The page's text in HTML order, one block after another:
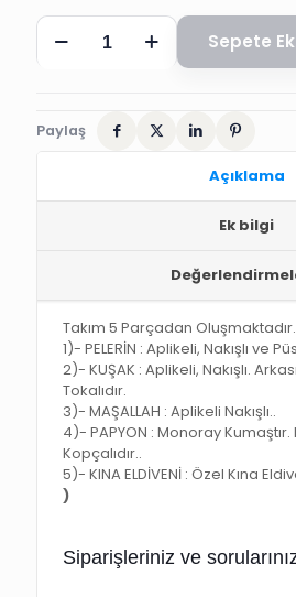
SÜNNET
KIYAFETİ,
adet
Sepete
Paylaş
Açıklama
Ek bilgi
Takım 5 Parçadan Oluşmaktadır.
1)- PELERİN : Aplikeli, Nakışlı ve
2)- KUŞAK : Aplikeli, Nakışlı.
Tokalıdır.
3)- MAŞALLAH : Aplikeli Nakışlı..
4)- PAPYON : Monoray Kumaştır.
Kopçalıdır..
5)- KINA ELDİVENİ : Özel Kına
)
Siparişleriniz ve